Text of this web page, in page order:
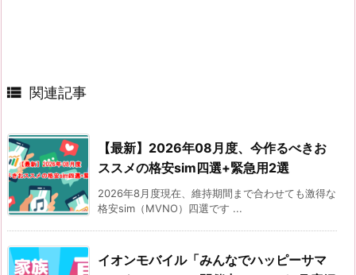
 関連記事
【最新】2026年08月度、今作るべきお
ススメの格安sim四選+緊急用2選
2026年8月度現在、維持期間まで合わせても激得な
格安sim（MVNO）四選です ...
イオンモバイル「みんなでハッピーサマ